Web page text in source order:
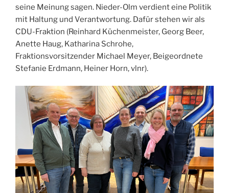
seine Meinung sagen. Nieder-Olm verdient eine Politik
mit Haltung und Verantwortung. Dafür stehen wir als
CDU-Fraktion (Reinhard Küchenmeister, Georg Beer,
Anette Haug, Katharina Schrohe,
Fraktionsvorsitzender Michael Meyer, Beigeordnete
Stefanie Erdmann, Heiner Horn, vlnr).